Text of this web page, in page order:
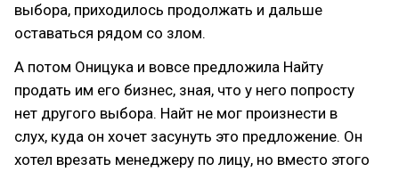
выбора, приходилось продолжать и дальше
оставаться рядом со злом.
А потом Оницука и вовсе предложила Найту
продать им его бизнес, зная, что у него попросту
нет другого выбора. Найт не мог произнести в
слух, куда он хочет засунуть это предложение. Он
хотел врезать менеджеру по лицу, но вместо этого